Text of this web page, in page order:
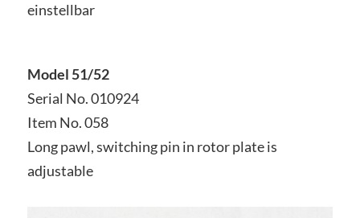
einstellbar
Model 51/52
Serial No. 010924
Item No. 058
Long pawl, switching pin in rotor plate is
adjustable